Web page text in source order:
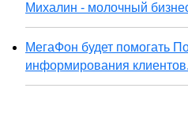
Михалин - молочный
МегаФон будет помогать
информирования